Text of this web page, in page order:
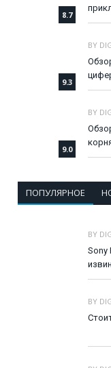
8.7
9.3
BY
9.0
BY
ПОПУЛЯРНОЕ
BY
Sony
BY